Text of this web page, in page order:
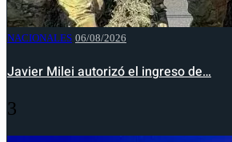
NACIONALES 06/08/2026
Javier Milei autorizó el ingreso de…
3